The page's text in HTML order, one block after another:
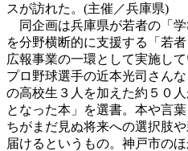
スが訪れた。(主催／兵庫県)
同企画は兵庫県が若者の「学
を分野横断的に支援する「若
広報事業の一環として実施し
プロ野球選手の近本光司さん
の高校生３人を加えた約５０
となった本」を選書。本や言
ちがまだ見ぬ将来への選択肢
届けるというもの。神戸市の